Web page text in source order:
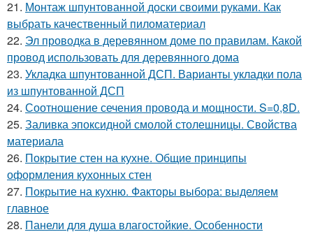
21. Монтаж шпунтованной доски своими руками. Как
выбрать качественный пиломатериал
22. Эл проводка в деревянном доме по правилам. Какой
провод использовать для деревянного дома
23. Укладка шпунтованной ДСП. Варианты укладки пола
из шпунтованной ДСП
24. Соотношение сечения провода и мощности. S=0,8D.
25. Заливка эпоксидной смолой столешницы. Свойства
материала
26. Покрытие стен на кухне. Общие принципы
оформления кухонных стен
27. Покрытие на кухню. Факторы выбора: выделяем
главное
28. Панели для душа влагостойкие. Особенности